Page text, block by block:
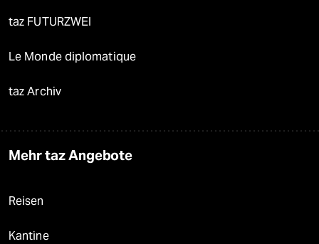
taz FUTURZWEI
Le Monde diplomatique
taz Archiv
Mehr taz Angebote
Reisen
Kantine